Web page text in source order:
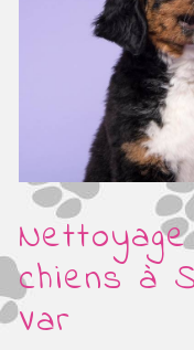
chiens à
Var